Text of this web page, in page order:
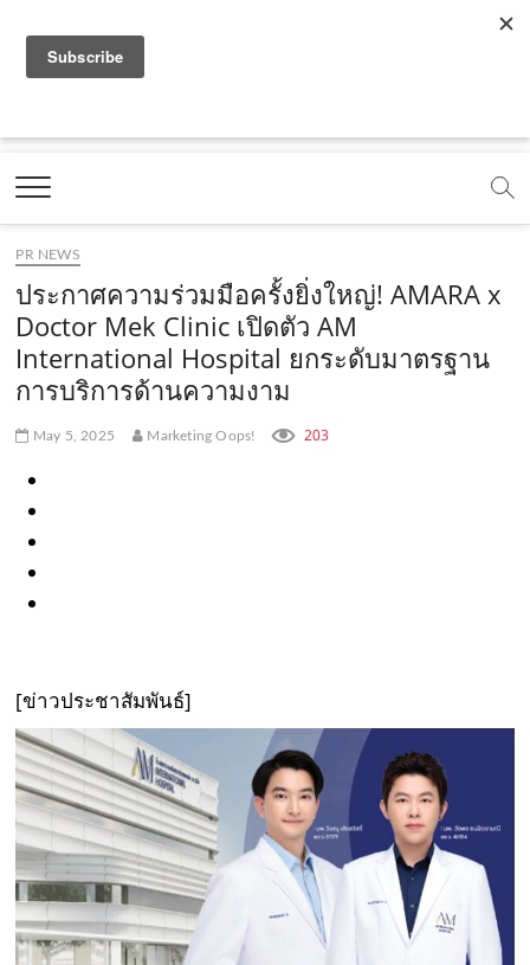
a
e
b
o
o
k
.
c
o
o
t
b
.
c
o
m
.
o
e
m
t
g
a
m
.
c
t
k
c
o
m
Marketing Oops!
DIGITAL | CREATIVE | ADVERTISING | CAMPAIGN |
PR NEWS
ประกาศความร่วมมือครั้งยิ่งใหญ่! AMARA x
Doctor Mek Clinic เปิดตัว AM
International Hospital ยกระดับมาตรฐาน
การบริการด้านความงาม
May 5, 2025 Marketing Oops! 203
[ข่าวประชาสัมพันธ์]